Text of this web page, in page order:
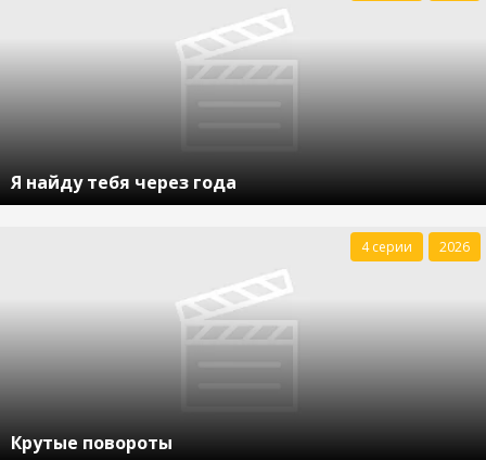
Я найду тебя через года
Крутые повороты
4 серии 2026